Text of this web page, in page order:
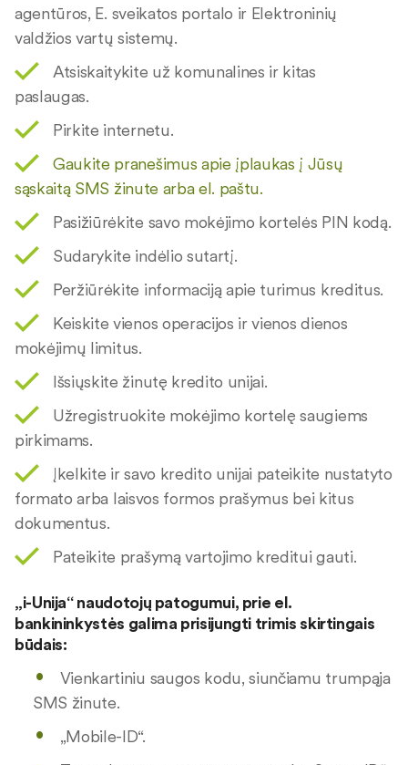
agentūros, E. sveikatos portalo ir Elektroninių
valdžios vartų sistemų.
Atsiskaitykite už komunalines ir kitas
paslaugas.
Pirkite internetu.
Gaukite pranešimus apie įplaukas į Jūsų
sąskaitą SMS žinute arba el. paštu.
Pasižiūrėkite savo mokėjimo kortelės PIN kodą.
Sudarykite indėlio sutartį.
Peržiūrėkite informaciją apie turimus kreditus.
Keiskite vienos operacijos ir vienos dienos
mokėjimų limitus.
Išsiųskite žinutę kredito unijai.
Užregistruokite mokėjimo kortelę saugiems
pirkimams.
Įkelkite ir savo kredito unijai pateikite nustatyto
formato arba laisvos formos prašymus bei kitus
dokumentus.
Pateikite prašymą vartojimo kreditui gauti.
„i-Unija“ naudotojų patogumui, prie el.
bankininkystės galima prisijungti trimis skirtingais
būdais:
Vienkartiniu saugos kodu, siunčiamu trumpąja
SMS žinute.
„Mobile-ID“.